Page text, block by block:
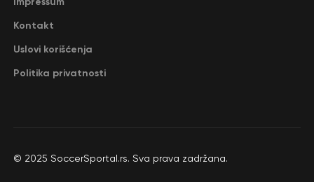
Kontakt
Uslovi korišćenja
Politika privatnosti
© 2025 SoccerSportal.rs. Sva prava zadržana.